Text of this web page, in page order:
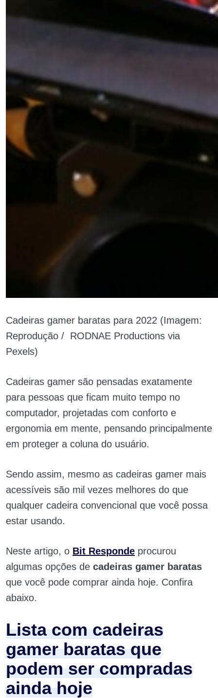
Cadeiras gamer baratas para 2022 (Imagem:
Reprodução / RODNAE Productions via
Pexels)
Cadeiras gamer são pensadas exatamente
para pessoas que ficam muito tempo no
computador, projetadas com conforto e
ergonomia em mente, pensando principalmente
em proteger a coluna do usuário.
Sendo assim, mesmo as cadeiras gamer mais
acessíveis são mil vezes melhores do que
qualquer cadeira convencional que você possa
estar usando.
Neste artigo, o Bit Responde procurou
algumas opções de cadeiras gamer baratas
que você pode comprar ainda hoje. Confira
abaixo.
Lista com cadeiras
gamer baratas que
podem ser compradas
ainda hoje